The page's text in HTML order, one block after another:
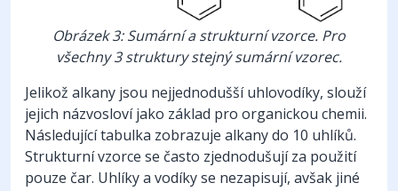
Obrázek 3: Sumární a strukturní vzorce. Pro
všechny 3 struktury stejný sumární vzorec.
Jelikož alkany jsou nejjednodušší uhlovodíky, slouží
jejich názvosloví jako základ pro organickou chemii.
Následující tabulka zobrazuje alkany do 10 uhlíků.
Strukturní vzorce se často zjednodušují za použití
pouze čar. Uhlíky a vodíky se nezapisují, avšak jiné